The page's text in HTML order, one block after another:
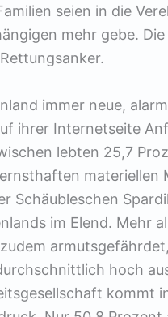
seien in die
mehr gebe.
immer neue,
ihrer Internetseite
lebten 25,7
materiellen
Schäubleschen
im Elend. Mehr
hoch
kommt